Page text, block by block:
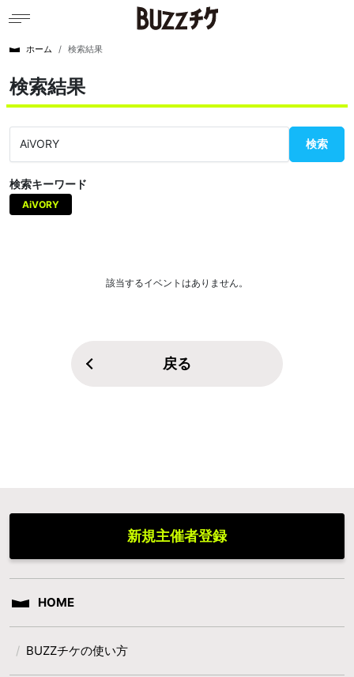
ホーム 検索結果
検索結果
検索
検索キーワード
AiVORY
該当するイベントはありません。
戻る
新規主催者登録
HOME
BUZZチケの使い方